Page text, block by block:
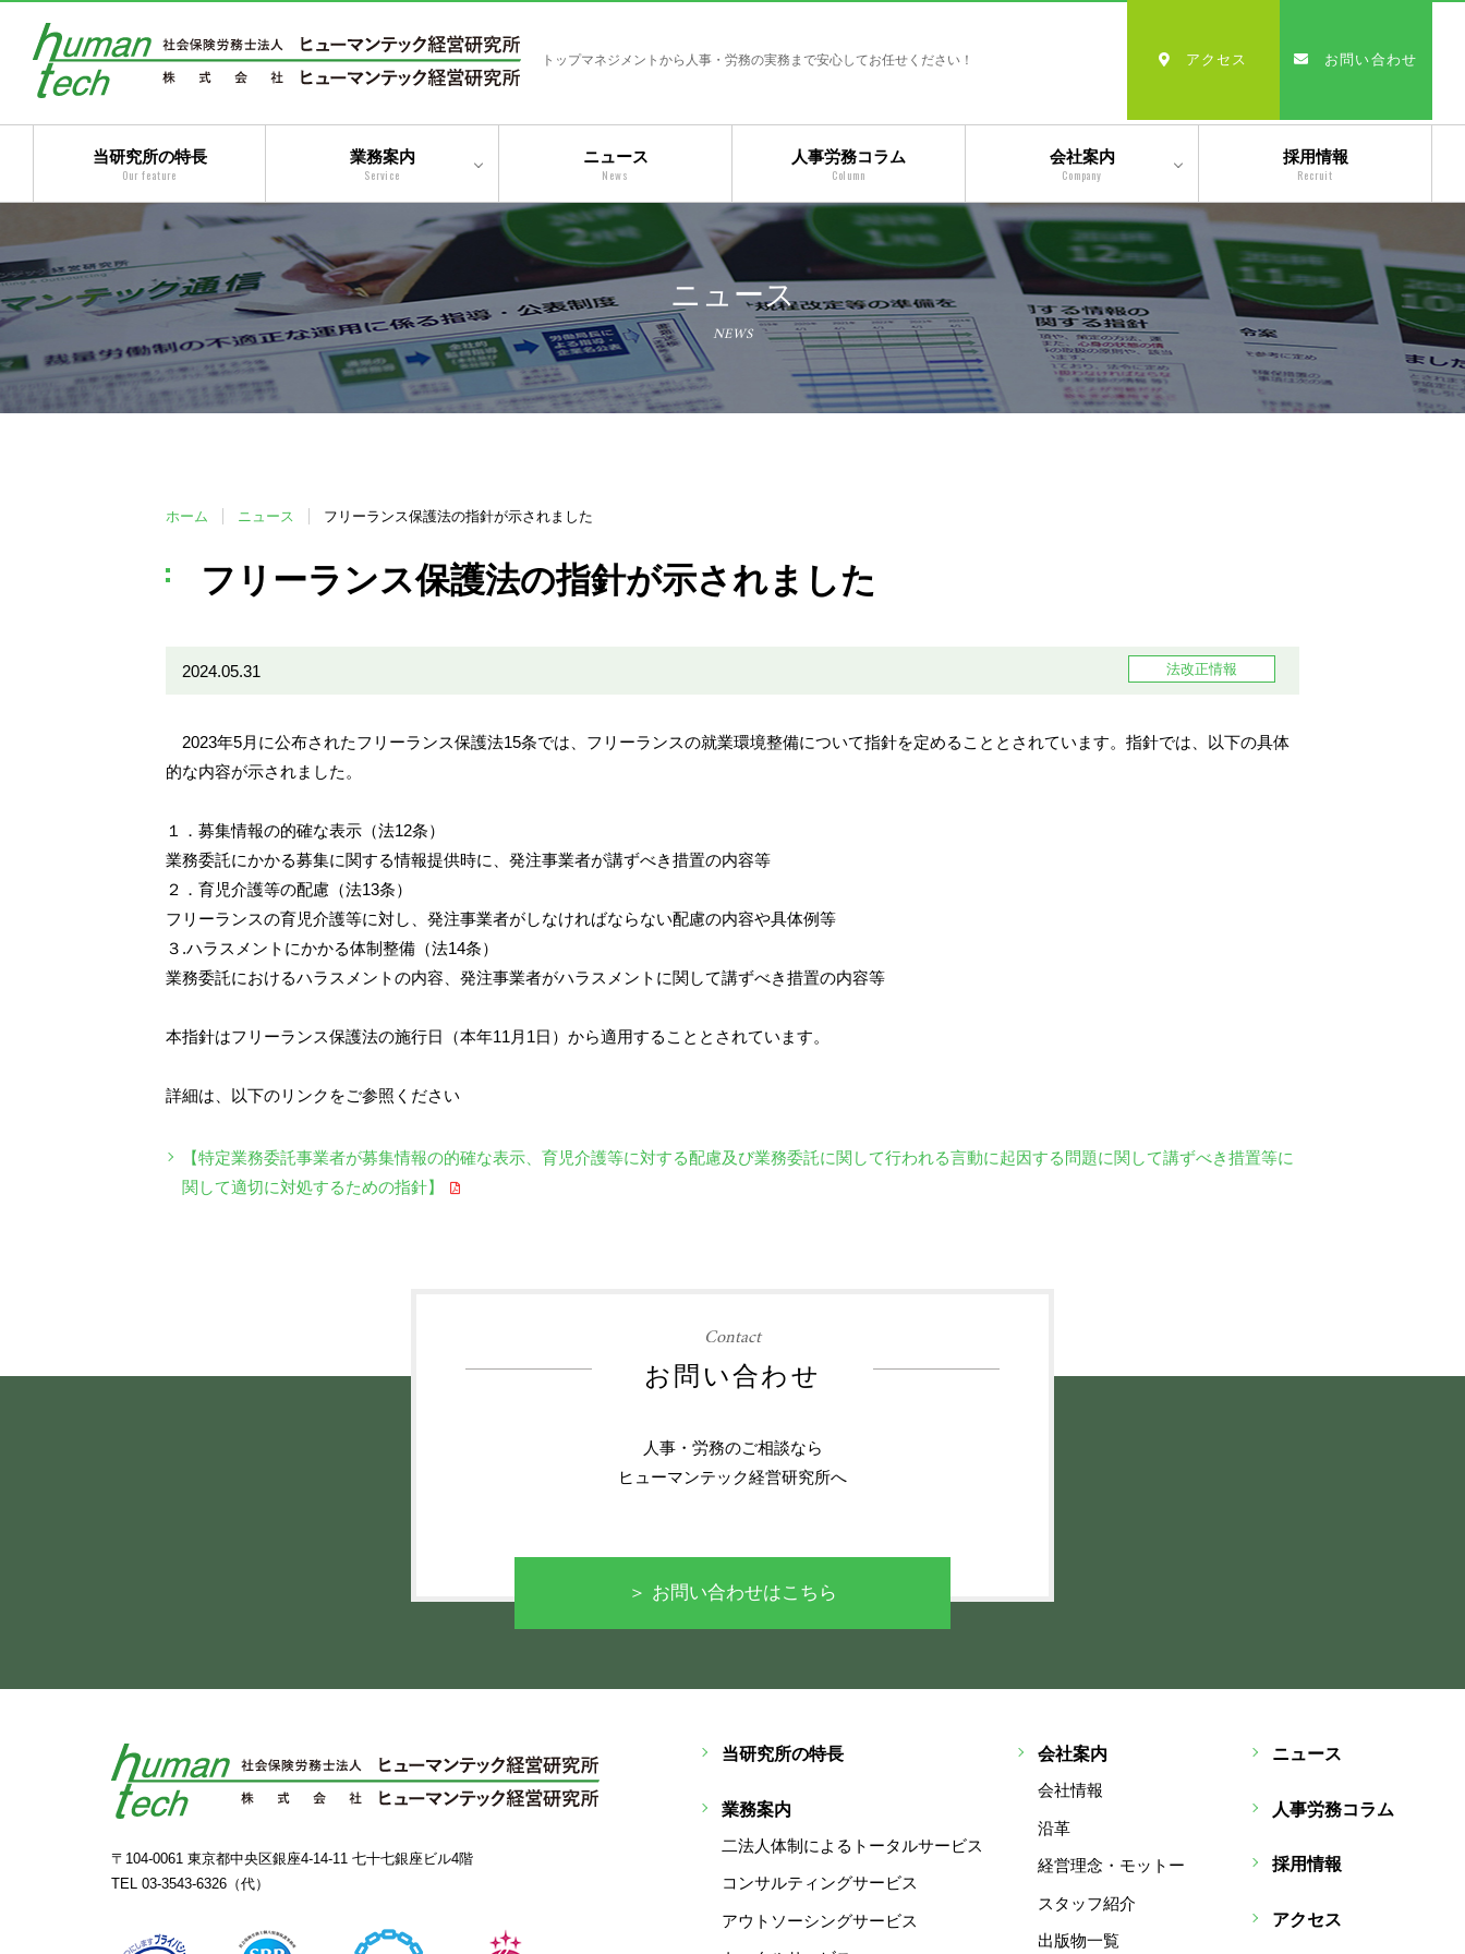
トップマネジメントから人事・労務の実務まで安心してお任せください！
当研究所の特長
Our feature
業務案内
Service
二法人体制によるトータ
ルサービス
コンサルティングサービ
ス
アウトソーシングサービ
ニュース
News
人事労務コラム
Column
会社案内
Company
会社情報
沿革
経営理念・モットー
スタッフ紹介
採用情報
Recruit
アクセス お問い合わせ
ニュース
NEWS
ホーム ニュース フリーランス保護法の指針が示されました
フリーランス保護法の指針が示されました
2024.05.31 法改正情報
2023年5月に公布されたフリーランス保護法15条では、フリーランスの就業環境整備について指針を定めることとされています。指針では、以下の具体
的な内容が示されました。
１．募集情報の的確な表示（法12条）
業務委託にかかる募集に関する情報提供時に、発注事業者が講ずべき措置の内容等
２．育児介護等の配慮（法13条）
フリーランスの育児介護等に対し、発注事業者がしなければならない配慮の内容や具体例等
３.ハラスメントにかかる体制整備（法14条）
業務委託におけるハラスメントの内容、発注事業者がハラスメントに関して講ずべき措置の内容等
本指針はフリーランス保護法の施行日（本年11月1日）から適用することとされています。
詳細は、以下のリンクをご参照ください
【特定業務委託事業者が募集情報の的確な表示、育児介護等に対する配慮及び業務委託に関して行われる言動に起因する問題に関して講ずべき措置等に
関して適切に対処するための指針】
Contact
お問い合わせ
人事・労務のご相談なら
ヒューマンテック経営研究所へ
＞ お問い合わせはこちら
〒104-0061 東京都中央区銀座4-14-11 七十七銀座ビル4階
TEL 03-3543-6326 （代）
当研究所の特長
業務案内
二法人体制によるトータルサービス
コンサルティングサービス
アウトソーシングサービス
会社案内
会社情報
沿革
経営理念・モットー
スタッフ紹介
出版物一覧
ニュース
人事労務コラム
採用情報
アクセス